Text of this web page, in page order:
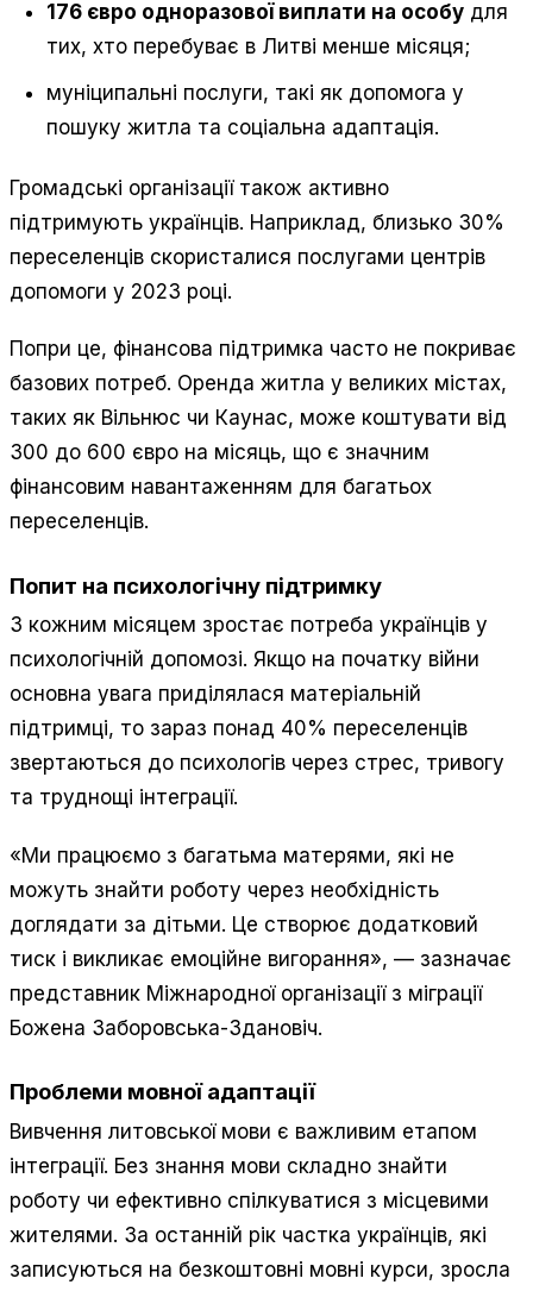
176 євро одноразової виплати на особу для
тих, хто перебуває в Литві менше місяця;
муніципальні послуги, такі як допомога у
пошуку житла та соціальна адаптація.
Громадські організації також активно
підтримують українців. Наприклад, близько 30%
переселенців скористалися послугами центрів
допомоги у 2023 році.
Попри це, фінансова підтримка часто не покриває
базових потреб. Оренда житла у великих містах,
таких як Вільнюс чи Каунас, може коштувати від
300 до 600 євро на місяць, що є значним
фінансовим навантаженням для багатьох
переселенців.
Попит на психологічну підтримку
З кожним місяцем зростає потреба українців у
психологічній допомозі. Якщо на початку війни
основна увага приділялася матеріальній
підтримці, то зараз понад 40% переселенців
звертаються до психологів через стрес, тривогу
та труднощі інтеграції.
«Ми працюємо з багатьма матерями, які не
можуть знайти роботу через необхідність
доглядати за дітьми. Це створює додатковий
тиск і викликає емоційне вигорання», — зазначає
представник Міжнародної організації з міграції
Божена Заборовська-Здановіч.
Проблеми мовної адаптації
Вивчення литовської мови є важливим етапом
інтеграції. Без знання мови складно знайти
роботу чи ефективно спілкуватися з місцевими
жителями. За останній рік частка українців, які
записуються на безкоштовні мовні курси, зросла